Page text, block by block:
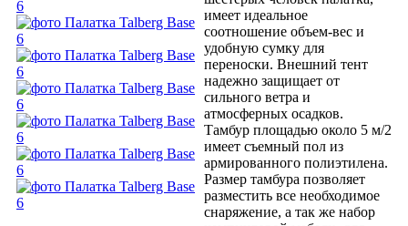
имеет идеальное
соотношение объем-вес и
удобную сумку для
переноски. Внешний тент
надежно защищает от
сильного ветра и
атмосферных осадков.
Тамбур площадью около 5 м/2
имеет съемный пол из
армированного полиэтилена.
Размер тамбура позволяет
разместить все необходимое
снаряжение, а так же набор